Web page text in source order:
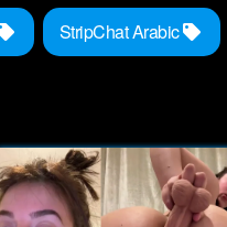
StripChat Arabic